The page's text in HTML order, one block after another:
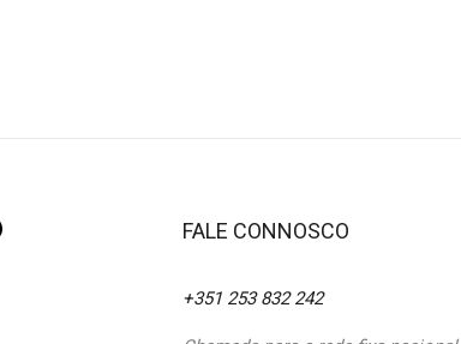
FALE CONNOSCO
+351 253 832 242